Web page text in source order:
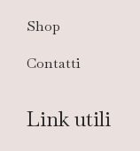
Shop
Contatti
Link utili